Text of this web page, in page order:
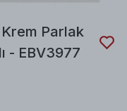
Krem Parlak
- EBV3977